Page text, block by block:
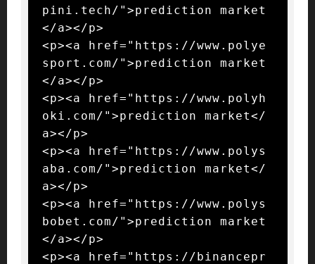
pini.tech/">prediction market
</a></p>
<p><a href="https://www.polye
sport.com/">prediction market
</a></p>
<p><a href="https://www.polyh
oki.com/">prediction market</
a></p>
<p><a href="https://www.polys
aba.com/">prediction market</
a></p>
<p><a href="https://www.polys
bobet.com/">prediction market
</a></p>
<p><a href="https://binancepr